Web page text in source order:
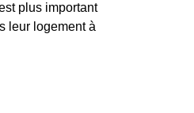
plus important
leur logement à